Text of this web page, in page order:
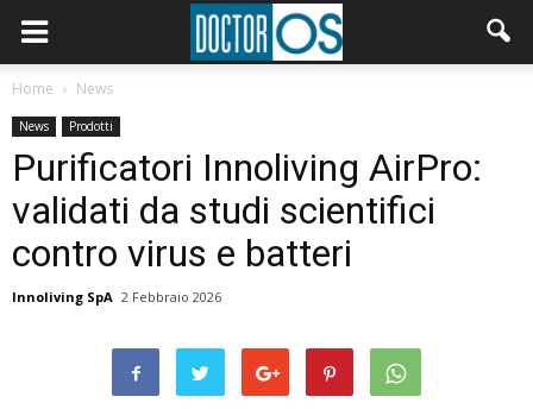
Home News
News Prodotti
Purificatori Innoliving AirPro:
validati da studi scientifici
contro virus e batteri
Innoliving SpA 2 Febbraio 2026